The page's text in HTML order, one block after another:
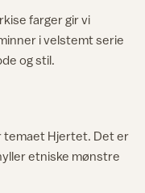
farger gir vi
i velstemt serie
og stil.
temaet Hjertet. Det er
etniske mønstre